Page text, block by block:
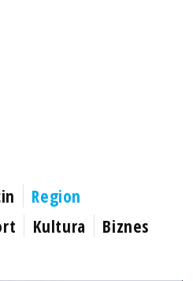
Region
Kultura
Biznes